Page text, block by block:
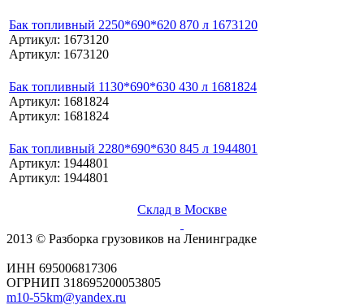
Бак топливный 2250*690*620 870 л 1673120
Артикул: 1673120
Артикул: 1673120
Бак топливный 1130*690*630 430 л 1681824
Артикул: 1681824
Артикул: 1681824
Бак топливный 2280*690*630 845 л 1944801
Артикул: 1944801
Артикул: 1944801
Склад в Москве
2013 © Разборка грузовиков на Ленинградке
ИНН 695006817306
ОГРНИП 318695200053805
m10-55km@yandex.ru